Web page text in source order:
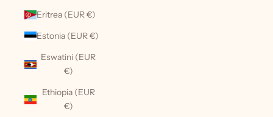
Eritrea (EUR €)
Estonia (EUR €)
Eswatini (EUR
€)
Ethiopia (EUR
€)